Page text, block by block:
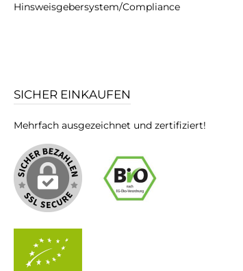
Hinsweisgebersystem/Compliance
SICHER EINKAUFEN
Mehrfach ausgezeichnet und zertifiziert!